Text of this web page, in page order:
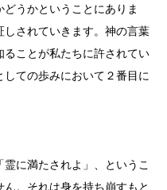
うかということにありま
されていきます。神の言葉
ることが私たちに許されてい
ての歩みにおいて２番目に
に満たされよ」、というこ
。それは身を持ち崩すもと